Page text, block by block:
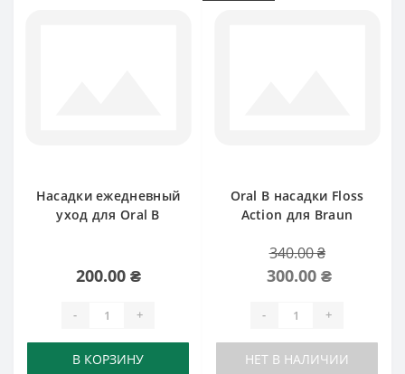
Насадки ежедневный
уход для Oral B
200.00 ₴
- +
В КОРЗИНУ
Oral B насадки Floss
Action для Braun
340.00 ₴
300.00 ₴
- +
НЕТ В НАЛИЧИИ